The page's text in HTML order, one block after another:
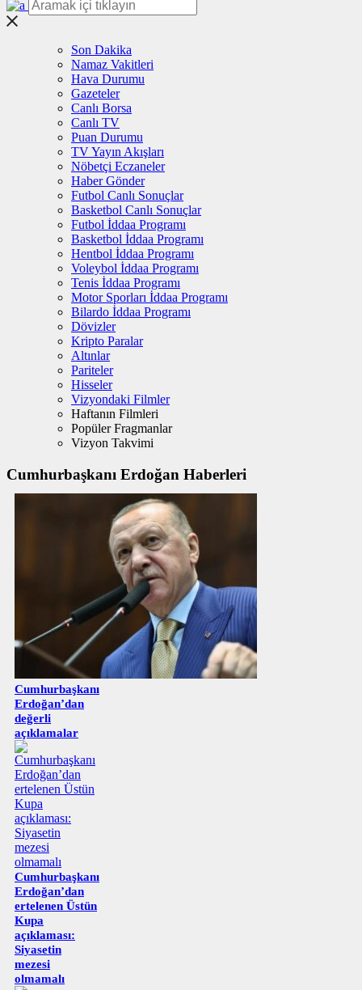
Son Dakika
Namaz Vakitleri
Hava Durumu
Gazeteler
Canlı Borsa
Canlı TV
Puan Durumu
TV Yayın Akışları
Nöbetçi Eczaneler
Haber Gönder
Futbol Canlı Sonuçlar
Basketbol Canlı Sonuçlar
Futbol İddaa Programı
Basketbol İddaa Programı
Hentbol İddaa Programı
Voleybol İddaa Programı
Tenis İddaa Programı
Motor Sporları İddaa Programı
Bilardo İddaa Programı
Dövizler
Kripto Paralar
Altınlar
Pariteler
Hisseler
Vizyondaki Filmler
Haftanın Filmleri
Popüler Fragmanlar
Vizyon Takvimi
Cumhurbaşkanı Erdoğan Haberleri
Cumhurbaşkanı
Erdoğan’dan
değerli
açıklamalar
Cumhurbaşkanı
Erdoğan’dan
ertelenen Üstün
Kupa
açıklaması:
Siyasetin
mezesi
olmamalı